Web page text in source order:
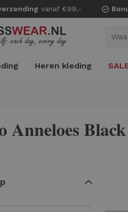
vanaf €99,-
Heren kleding
Anneloes